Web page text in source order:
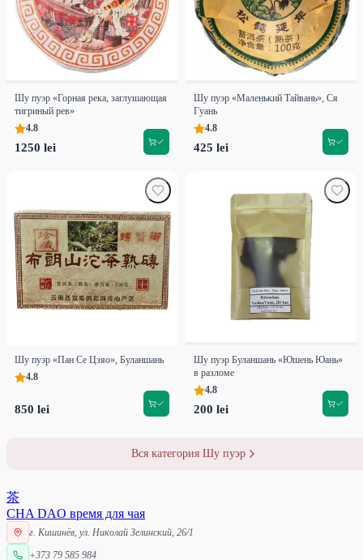
Шу пуэр «Горная река, заглушающая
тигриный рев»
4.8
1250 lei
Шу пуэр «Маленький Тайвань», Ся
Гуань
4.8
425 lei
Шу пуэр «Пан Се Цзяо», Буланшань
4.8
850 lei
Шу пуэр Буланшань «Юшень Юань»
в разломе
4.8
200 lei
Вся категория Шу пуэр
茶
CHA DAO время для чая
г. Кишинёв, ул. Николай Зелинский, 26/1
+373 79 585 984